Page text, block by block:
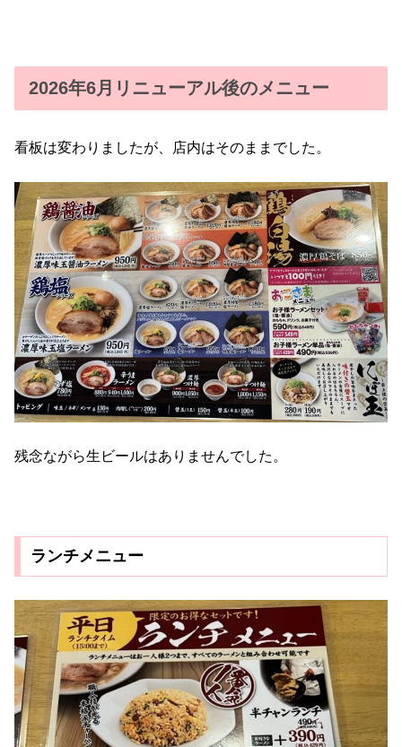
2026年6月リニューアル後のメニュー
看板は変わりましたが、店内はそのままでした。
残念ながら生ビールはありませんでした。
ランチメニュー